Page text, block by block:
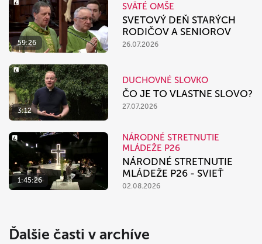
59:26
SVÄTÉ OMŠE
SVETOVÝ DEŇ STARÝCH
RODIČOV A SENIOROV
26.07.2026
3:12
DUCHOVNÉ SLOVKO
ČO JE TO VLASTNE SLOVO?
27.07.2026
1:45:26
NÁRODNÉ STRETNUTIE
MLÁDEŽE P26
NÁRODNÉ STRETNUTIE
MLÁDEŽE P26 - SVIEŤ
02.08.2026
Ďalšie časti v archíve